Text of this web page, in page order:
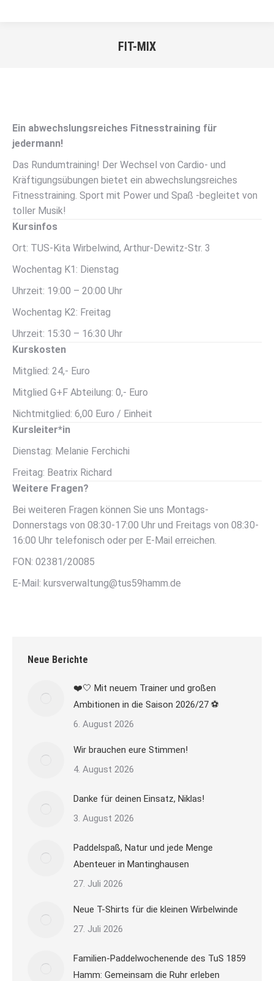
FIT-MIX
Ein abwechslungsreiches Fitnesstraining für
jedermann!
Das Rundumtraining! Der Wechsel von Cardio- und
Kräftigungsübungen bietet ein abwechslungsreiches
Fitnesstraining. Sport mit Power und Spaß -begleitet von
toller Musik!
Kursinfos
Ort: TUS-Kita Wirbelwind, Arthur-Dewitz-Str. 3
Wochentag K1: Dienstag
Uhrzeit: 19:00 – 20:00 Uhr
Wochentag K2: Freitag
Uhrzeit: 15:30 – 16:30 Uhr
Kurskosten
Mitglied: 24,- Euro
Mitglied G+F Abteilung: 0,- Euro
Nichtmitglied: 6,00 Euro / Einheit
Kursleiter*in
Dienstag: Melanie Ferchichi
Freitag: Beatrix Richard
Weitere Fragen?
Bei weiteren Fragen können Sie uns Montags-
Donnerstags von 08:30-17:00 Uhr und Freitags von 08:30-
16:00 Uhr telefonisch oder per E-Mail erreichen.
FON: 02381/20085
E-Mail: kursverwaltung@tus59hamm.de
Neue Berichte
❤️🤍 Mit neuem Trainer und großen
Ambitionen in die Saison 2026/27 ⚽
6. August 2026
Wir brauchen eure Stimmen!
4. August 2026
Danke für deinen Einsatz, Niklas!
3. August 2026
Paddelspaß, Natur und jede Menge
Abenteuer in Mantinghausen
27. Juli 2026
Neue T-Shirts für die kleinen Wirbelwinde
27. Juli 2026
Familien-Paddelwochenende des TuS 1859
Hamm: Gemeinsam die Ruhr erleben